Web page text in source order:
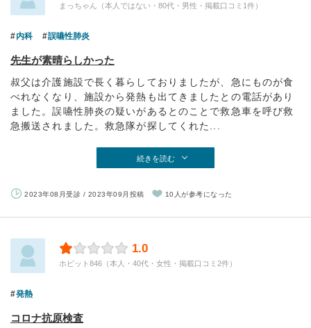
まっちゃん（本人ではない・80代・男性・掲載口コミ1件）
内科 誤嚥性肺炎
先生が素晴らしかった
叔父は介護施設で長く暮らしておりましたが、急にものが食
べれなくなり、施設から発熱も出てきましたとの電話があり
ました。誤嚥性肺炎の疑いがあるとのことで救急車を呼び救
急搬送されました。救急隊が探してくれた...
続きを読む
2023年08月受診 / 2023年09月投稿 10人が参考になった
1.0
ホビット846（本人・40代・女性・掲載口コミ2件）
発熱
コロナ抗原検査